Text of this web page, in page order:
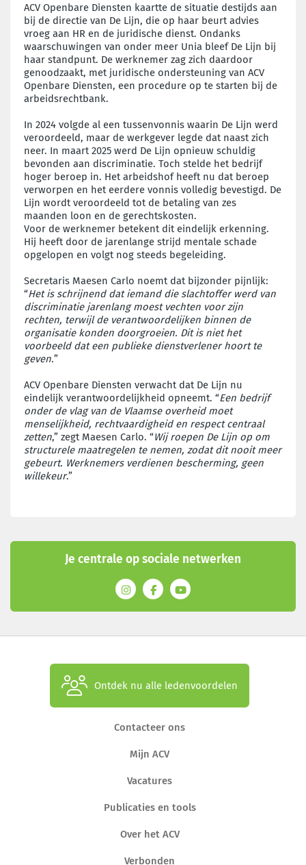
ACV Openbare Diensten kaartte de situatie destijds aan
bij de directie van De Lijn, die op haar beurt advies
vroeg aan HR en de juridische dienst. Ondanks
waarschuwingen van onder meer Unia bleef De Lijn bij
haar standpunt. De werknemer zag zich daardoor
genoodzaakt, met juridische ondersteuning van ACV
Openbare Diensten, een procedure op te starten bij de
arbeidsrechtbank.
In 2024 volgde al een tussenvonnis waarin De Lijn werd
veroordeeld, maar de werkgever legde dat naast zich
neer. In maart 2025 werd De Lijn opnieuw schuldig
bevonden aan discriminatie. Toch stelde het bedrijf
hoger beroep in. Het arbeidshof heeft nu dat beroep
verworpen en het eerdere vonnis volledig bevestigd. De
Lijn wordt veroordeeld tot de betaling van zes
maanden loon en de gerechtskosten.
Voor de werknemer betekent dit eindelijk erkenning.
Hij heeft door de jarenlange strijd mentale schade
opgelopen en volgt nog steeds begeleiding.
Secretaris Maesen Carlo noemt dat bijzonder pijnlijk:
“Het is schrijnend dat iemand die slachtoffer werd van
discriminatie jarenlang moest vechten voor zijn
rechten, terwijl de verantwoordelijken binnen de
organisatie konden doorgroeien. Dit is niet het
voorbeeld dat een publieke dienstverlener hoort te
geven.”
ACV Openbare Diensten verwacht dat De Lijn nu
eindelijk verantwoordelijkheid opneemt. “Een bedrijf
onder de vlag van de Vlaamse overheid moet
menselijkheid, rechtvaardigheid en respect centraal
zetten,” zegt Maesen Carlo. “Wij roepen De Lijn op om
structurele maatregelen te nemen, zodat dit nooit meer
gebeurt. Werknemers verdienen bescherming, geen
willekeur.”
Je centrale op sociale netwerken
Ontdek nu alle ledenvoordelen
Contacteer ons
Mijn ACV
Vacatures
Publicaties en tools
Over het ACV
Verbonden